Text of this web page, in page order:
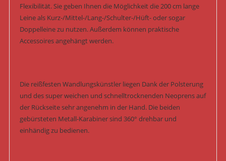
Flexibilität. Sie geben Ihnen die Möglichkeit die 200 cm lange
Leine als Kurz-/Mittel-/Lang-/Schulter-/Hüft- oder sogar
Doppelleine zu nutzen. Außerdem können praktische
Accessoires angehängt werden.
Die reißfesten Wandlungskünstler liegen Dank der Polsterung
und des super weichen und schnelltrocknenden Neoprens auf
der Rückseite sehr angenehm in der Hand. Die beiden
gebürsteten Metall-Karabiner sind 360° drehbar und
einhändig zu bedienen.